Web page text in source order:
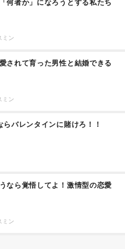
何者か」になろうとする私たち
ミン
されて育った男性と結婚できる
ミン
バレンタインに賭けろ！！
なら覚悟してよ！激情型の恋愛
ミン